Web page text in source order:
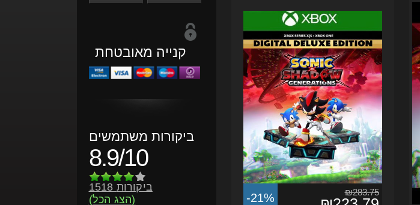
קנייה מאובטחת
ביקורות משתמשים
8.9/10
1518 ביקורות
(הצג הכל)
-21% ₪283.75